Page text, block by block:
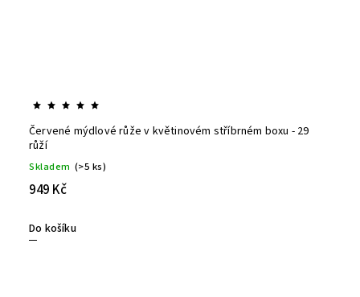
Červené mýdlové růže v květinovém stříbrném boxu - 29
růží
Skladem (>5 ks)
949 Kč
Do košíku